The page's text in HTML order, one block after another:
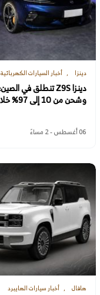
دينزا أخبار السيارات الكهربائية
وشحن من 10 إلى 97% خلال 9 دقائق
06 أغسطس - 2 مساءً
هافال أخبار سيارات الهايبرد